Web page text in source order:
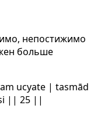
непостижимо
больше
ucyate | tasmād
|| 25 ||